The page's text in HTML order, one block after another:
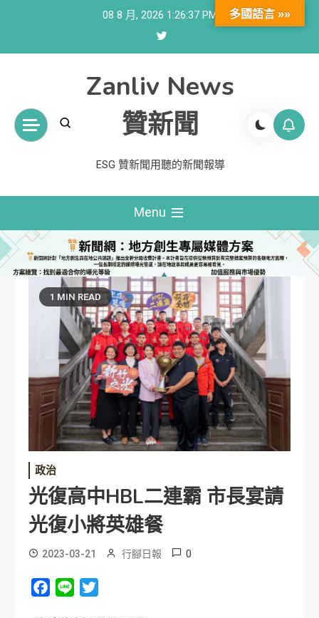
08 8 月, 2026 1:26:38 PM
Zanliv News
贊新聞
ESG 贊新聞用聽的新聞報導
Menu
1 MIN READ
政治
光復高中HBL二連霸 市長宴請
光復小將英雄餐
2023-03-21 行腳日報 0
Facebook
Line
多國語言 »»